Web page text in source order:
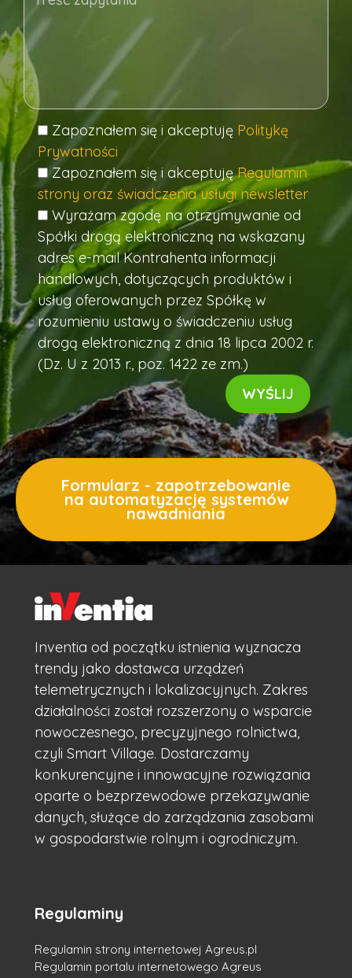
Zapoznałem się i akceptuję Politykę
Prywatności
Zapoznałem się i akceptujęRegulamin
strony oraz świadczenia usługi newsletter
Wyrażam zgodę na otrzymywanie od
Spółki drogą elektroniczną na wskazany
adres e-mail Kontrahenta informacji
handlowych, dotyczących produktów i
usług oferowanych przez Spółkę w
rozumieniu ustawy o świadczeniu usług
drogą elektroniczną z dnia 18 lipca 2002 r.
(Dz. U z 2013 r., poz. 1422 ze zm.)
Formularz - zapotrzebowanie
na automatyzację systemów
nawadniania
Inventia od początku istnienia wyznacza
trendy jako dostawca urządzeń
telemetrycznych i lokalizacyjnych. Zakres
działalności został rozszerzony o wsparcie
nowoczesnego, precyzyjnego rolnictwa,
czyli Smart Village. Dostarczamy
konkurencyjne i innowacyjne rozwiązania
oparte o bezprzewodowe przekazywanie
danych, służące do zarządzania zasobami
w gospodarstwie rolnym i ogrodniczym.
Regulaminy
Regulamin strony internetowej Agreus.pl
Regulamin portalu internetowego Agreus